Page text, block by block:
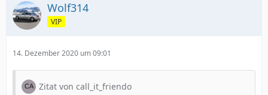
Wolf314
VIP
14. Dezember 2020 um 09:01
Zitat von call_it_friendo